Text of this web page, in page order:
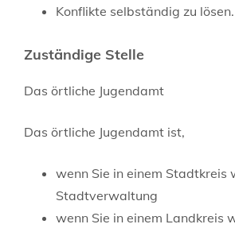
Konflikte selbständig zu lösen.
Zuständige Stelle
Das örtliche Jugendamt
Das örtliche Jugendamt ist,
wenn Sie in einem Stadtkreis
Stadtverwaltung
wenn Sie in einem Landkreis